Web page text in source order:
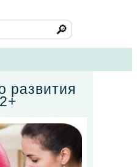
🔎
развития